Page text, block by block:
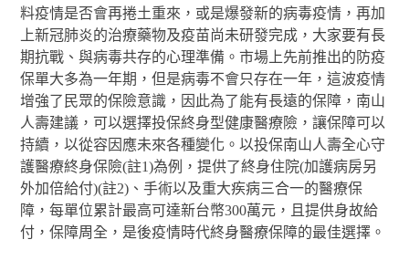
料疫情是否會再捲土重來，或是爆發新的病毒疫情，再加
上新冠肺炎的治療藥物及疫苗尚未研發完成，大家要有長
期抗戰、與病毒共存的心理準備。市場上先前推出的防疫
保單大多為一年期，但是病毒不會只存在一年，這波疫情
增強了民眾的保險意識，因此為了能有長遠的保障，南山
人壽建議，可以選擇投保終身型健康醫療險，讓保障可以
持續，以從容因應未來各種變化。以投保南山人壽全心守
護醫療終身保險(註1)為例，提供了終身住院(加護病房另
外加倍給付)(註2)、手術以及重大疾病三合一的醫療保
障，每單位累計最高可達新台幣300萬元，且提供身故給
付，保障周全，是後疫情時代終身醫療保障的最佳選擇。